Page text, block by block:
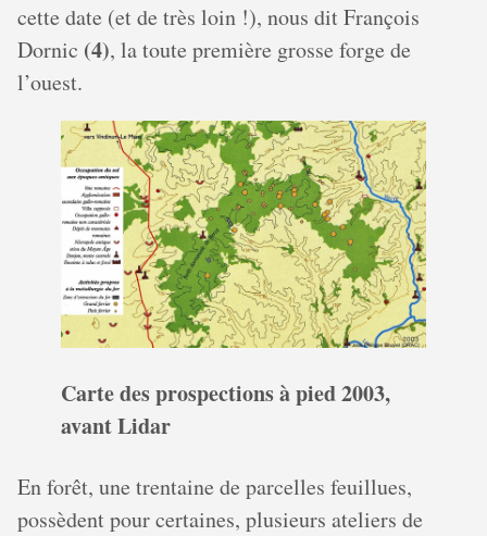
cette date (et de très loin !), nous dit François
Dornic (4), la toute première grosse forge de
l’ouest.
Carte des prospections à pied 2003,
avant Lidar
En forêt, une trentaine de parcelles feuillues,
possèdent pour certaines, plusieurs ateliers de